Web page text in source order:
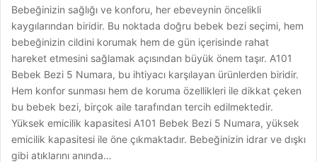
Bebeğinizin sağlığı ve konforu, her ebeveynin öncelikli
kaygılarından biridir. Bu noktada doğru bebek bezi seçimi, hem
bebeğinizin cildini korumak hem de gün içerisinde rahat
hareket etmesini sağlamak açısından büyük önem taşır. A101
Bebek Bezi 5 Numara, bu ihtiyacı karşılayan ürünlerden biridir.
Hem konfor sunması hem de koruma özellikleri ile dikkat çeken
bu bebek bezi, birçok aile tarafından tercih edilmektedir.
Yüksek emicilik kapasitesi A101 Bebek Bezi 5 Numara, yüksek
emicilik kapasitesi ile öne çıkmaktadır. Bebeğinizin idrar ve dışkı
gibi atıklarını anında…